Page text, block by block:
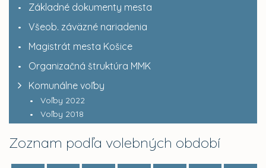
Základné dokumenty mesta
Všeob. záväzné nariadenia
Magistrát mesta Košice
Organizačná štruktúra MMK
Komunálne voľby
Voľby 2022
Voľby 2018
Zoznam podľa volebných období